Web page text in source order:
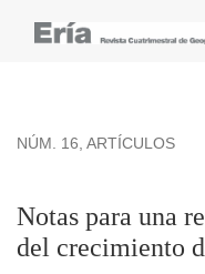
Notas para una
NÚM. 16, ARTÍCULOS
Notas para una
del crecimiento